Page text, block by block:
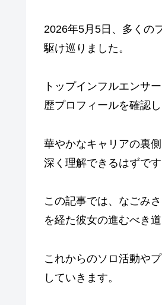
2026年5月5日、多くの
駆け巡りました。
トップインフルエンサ
歴プロフィールを確認
華やかなキャリアの裏
深く理解できるはずです
この記事では、なごみ
を経た彼女の進むべき道
これからのソロ活動や
していきます。